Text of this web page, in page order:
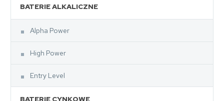
BATERIE ALKALICZNE
Alpha Power
High Power
Entry Level
BATERIE CYNKOWE